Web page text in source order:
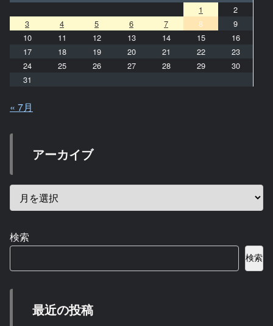
1
2
3
4 5 6 7 8
9
10
11 12 13 14 15
16
17
18 19 20 21 22
23
24
25 26 27 28 29
30
31
« 7月
アーカイブ
検索
検索
最近の投稿